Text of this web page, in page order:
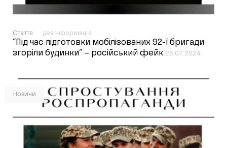
Стаття дезінформація
“Під час підготовки мобілізованих 92-ї бригади
згоріли будинки” – російський фейк 25.07.2024
Новини